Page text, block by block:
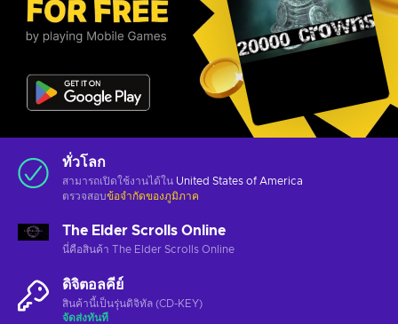
ทั่วโลก
สามารถเปิดใช้งานได้ใน United States of America
ตรวจสอบข้อจำกัดของภูมิภาค
The Elder Scrolls Online
นี่คือสินค้า The Elder Scrolls Online
ดิจิตอลคีย์
สินค้านี้เป็นรุ่นดิจิทัล (CD-KEY)
จัดส่งทันที